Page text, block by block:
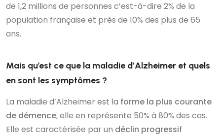
de 1,2 millions de personnes c’est-à-dire 2% de la
population française et près de 10% des plus de 65
ans.
Mais qu’est ce que la maladie d’Alzheimer et quels
en sont les symptômes ?
La maladie d’Alzheimer est la forme la plus courante
de démence, elle en représente 50% à 80% des cas.
Elle est caractérisée par un déclin progressif